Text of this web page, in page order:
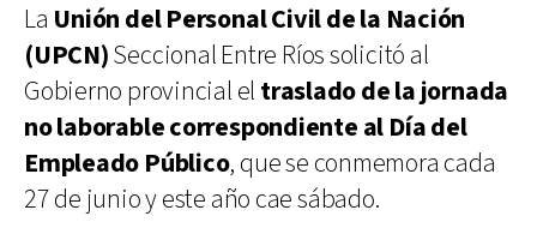
La Unión del Personal Civil de la Nación
(UPCN)Seccional Entre Ríos solicitó al
Gobierno provincial el traslado de la jornada
no laborable correspondiente al Día del
Empleado Público, que se conmemora cada
27 de junio y este año cae sábado.